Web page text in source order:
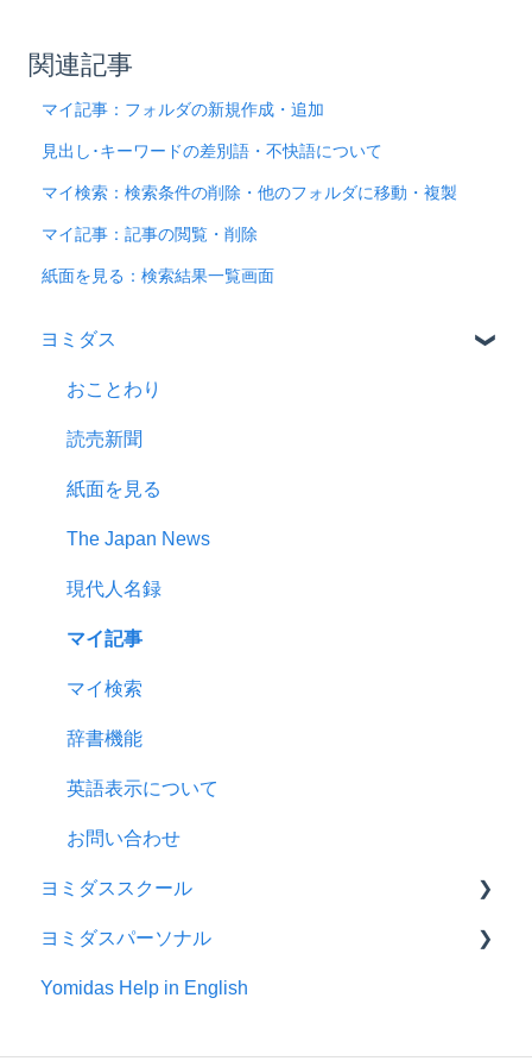
関連記事
マイ記事：フォルダの新規作成・追加
見出し･キーワードの差別語・不快語について
マイ検索：検索条件の削除・他のフォルダに移動・複製
マイ記事：記事の閲覧・削除
紙面を見る：検索結果一覧画面
ヨミダス
おことわり
読売新聞
紙面を見る
The Japan News
現代人名録
マイ記事
マイ検索
辞書機能
英語表示について
お問い合わせ
ヨミダススクール
おことわり
読売新聞
ヨミダスパーソナル
ヨミダスパーソナルについて
Yomidas Help in English